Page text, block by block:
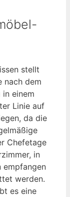
stellt
nach dem
einem
Linie auf
da die
Chefetage
in
empfangen
werden.
es eine